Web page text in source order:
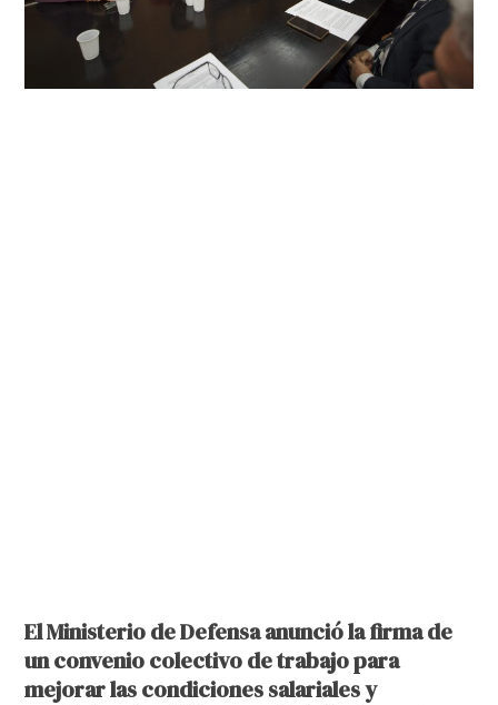
El Ministerio de Defensa anunció la firma de
un convenio colectivo de trabajo para
mejorar las condiciones salariales y